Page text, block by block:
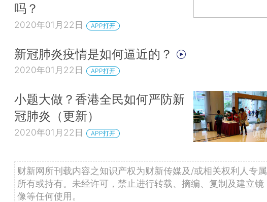
吗？
2020年01月22日 APP打开
新冠肺炎疫情是如何逼近的？
2020年01月22日 APP打开
小题大做？香港全民如何严防新
冠肺炎（更新）
2020年01月22日 APP打开
财新网所刊载内容之知识产权为财新传媒及/或相关权利人专属
所有或持有。未经许可，禁止进行转载、摘编、复制及建立镜
像等任何使用。